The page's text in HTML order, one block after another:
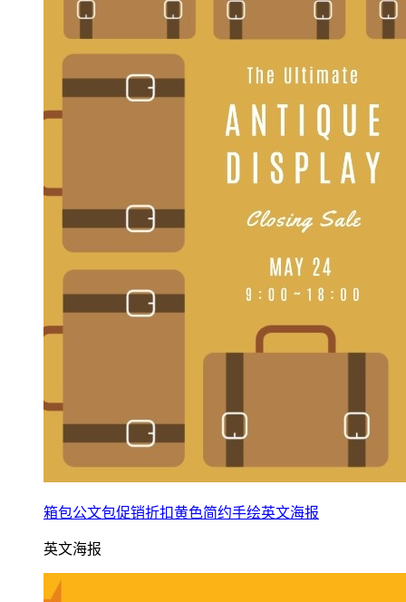
箱包公文包促销折扣黄色简约手绘英文海报
英文海报